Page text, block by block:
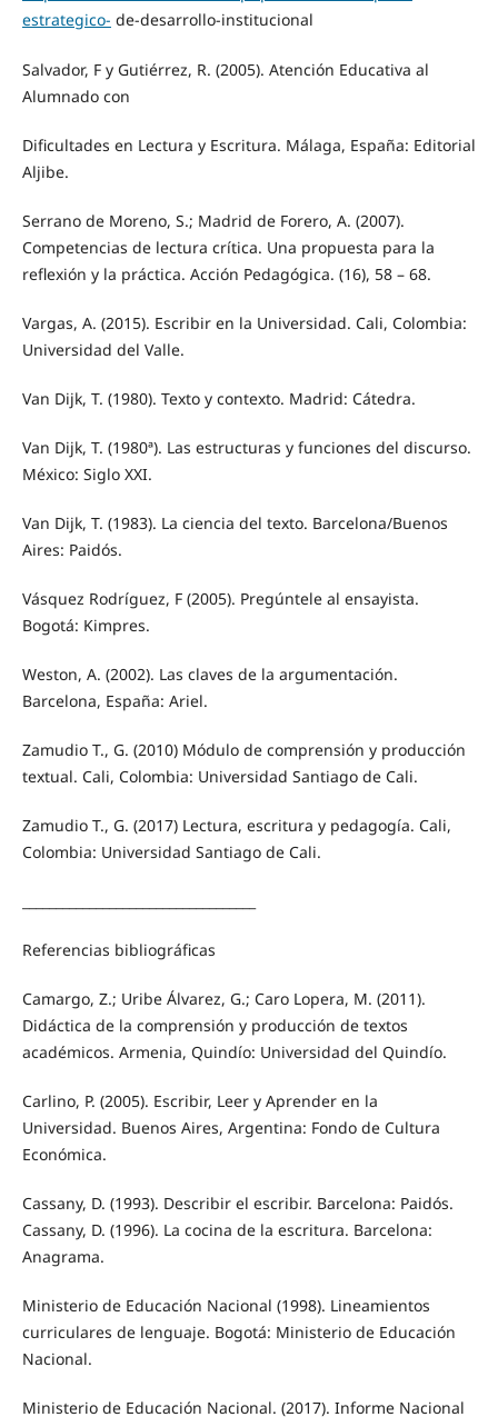
estrategico- de-desarrollo-institucional
Salvador, F y Gutiérrez, R. (2005). Atención Educativa al
Alumnado con
Dificultades en Lectura y Escritura. Málaga, España: Editorial
Aljibe.
Serrano de Moreno, S.; Madrid de Forero, A. (2007).
Competencias de lectura crítica. Una propuesta para la
reflexión y la práctica. Acción Pedagógica. (16), 58 – 68.
Vargas, A. (2015). Escribir en la Universidad. Cali, Colombia:
Universidad del Valle.
Van Dijk, T. (1980). Texto y contexto. Madrid: Cátedra.
Van Dijk, T. (1980ª). Las estructuras y funciones del discurso.
México: Siglo XXI.
Van Dijk, T. (1983). La ciencia del texto. Barcelona/Buenos
Aires: Paidós.
Vásquez Rodríguez, F (2005). Pregúntele al ensayista.
Bogotá: Kimpres.
Weston, A. (2002). Las claves de la argumentación.
Barcelona, España: Ariel.
Zamudio T., G. (2010) Módulo de comprensión y producción
textual. Cali, Colombia: Universidad Santiago de Cali.
Zamudio T., G. (2017) Lectura, escritura y pedagogía. Cali,
Colombia: Universidad Santiago de Cali.
Referencias bibliográficas
Camargo, Z.; Uribe Álvarez, G.; Caro Lopera, M. (2011).
Didáctica de la comprensión y producción de textos
académicos. Armenia, Quindío: Universidad del Quindío.
Carlino, P. (2005). Escribir, Leer y Aprender en la
Universidad. Buenos Aires, Argentina: Fondo de Cultura
Económica.
Cassany, D. (1993). Describir el escribir. Barcelona: Paidós.
Cassany, D. (1996). La cocina de la escritura. Barcelona:
Anagrama.
Ministerio de Educación Nacional (1998). Lineamientos
curriculares de lenguaje. Bogotá: Ministerio de Educación
Nacional.
Ministerio de Educación Nacional. (2017). Informe Nacional